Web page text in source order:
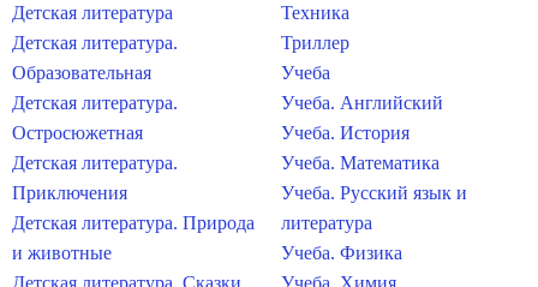
Детская литература
Детская литература.
Образовательная
Детская литература.
Остросюжетная
Детская литература.
Приключения
Детская литература. Природа
и животные
Детская литература. Сказки
Техника
Триллер
Учеба
Учеба. Английский
Учеба. История
Учеба. Математика
Учеба. Русский язык и
литература
Учеба. Физика
Учеба. Химия